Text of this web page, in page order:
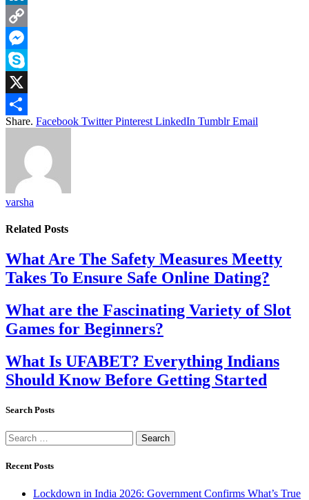
LinkedIn
Copy
Link
Messenger
Skype
X
Share
Share. Facebook Twitter Pinterest LinkedIn Tumblr Email
varsha
Related Posts
What Are The Safety Measures Meetty
Takes To Ensure Safe Online Dating?
What are the Fascinating Variety of Slot
Games for Beginners?
What Is UFABET? Everything Indians
Should Know Before Getting Started
Search Posts
Search
for:
Recent Posts
Lockdown in India 2026: Government Confirms What’s True